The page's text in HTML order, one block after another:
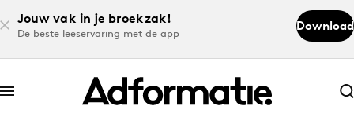
Jouw vak in je broekzak!
De beste leeservaring met de app
Download
Abonneer nu
Abonneer nu